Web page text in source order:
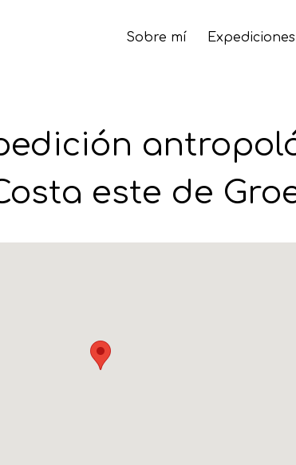
Sobre mí Expediciones
este de